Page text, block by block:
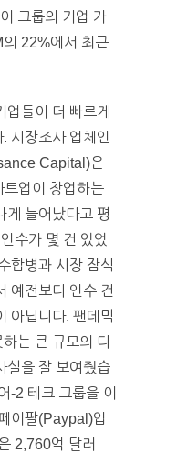
그룹의 기업 가
22%에서 최근
들이 더 빠르게
시장조사 업체인
Capital)은
업이 창업하는
게 늘어났다고 평
수가 몇 건 있었
합병과 시장 잠식
예전보다 인수 건
아닙니다. 팬데믹
는 큰 규모의 디
실을 잘 보여줬습
-2 테크 그룹을 이
이팔(Paypal)입
2,760억 달러